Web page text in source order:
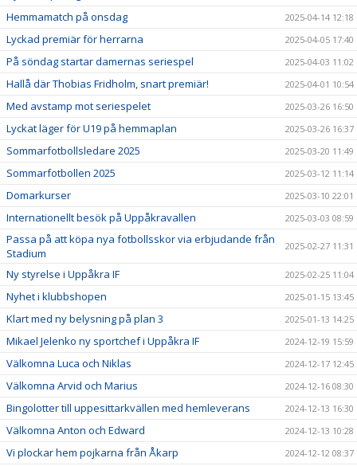
Hemmamatch på onsdag 2025-04-14 12:18
Lyckad premiär för herrarna 2025-04-05 17:40
På söndag startar damernas seriespel 2025-04-03 11:02
Hallå där Thobias Fridholm, snart premiär! 2025-04-01 10:54
Med avstamp mot seriespelet 2025-03-26 16:50
Lyckat läger för U19 på hemmaplan 2025-03-26 16:37
Sommarfotbollsledare 2025 2025-03-20 11:49
Sommarfotbollen 2025 2025-03-12 11:14
Domarkurser 2025-03-10 22:01
Internationellt besök på Uppåkravallen 2025-03-03 08:59
Passa på att köpa nya fotbollsskor via erbjudande från
Stadium
2025-02-27 11:31
Ny styrelse i Uppåkra IF 2025-02-25 11:04
Nyhet i klubbshopen 2025-01-15 13:45
Klart med ny belysning på plan 3 2025-01-13 14:25
Mikael Jelenko ny sportchef i Uppåkra IF 2024-12-19 15:59
Välkomna Luca och Niklas 2024-12-17 12:45
Välkomna Arvid och Marius 2024-12-16 08:30
Bingolotter till uppesittarkvällen med hemleverans 2024-12-13 16:30
Välkomna Anton och Edward 2024-12-13 10:28
Vi plockar hem pojkarna från Åkarp 2024-12-12 08:37